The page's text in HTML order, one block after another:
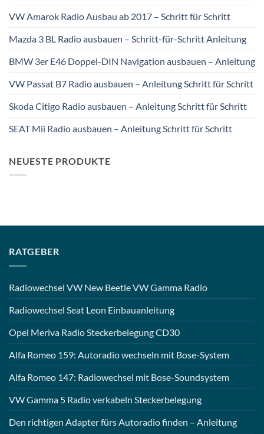
VW Amarok Radio Ausbau ab 2017 – Schritt für Schritt
Mazda 3 BL Radio ausbauen – Schritt-für-Schritt Anleitung
BMW 3er E46 Doppel-DIN Navigation ausbauen – Anleitung
VW Passat B7 Radio ausbauen – Anleitung Schritt für Schritt
Skoda Citigo Radio ausbauen – Anleitung Schritt für Schritt
SEAT Mii Radio ausbauen – Anleitung Schritt für Schritt
NEUESTE PRODUKTE
RATGEBER
Radiowechsel VW New Beetle VW Gamma Radio
Radiowechsel Seat Leon Einbauanleitung
Opel Meriva Radio Steckerbelegung CD30
Alfa Romeo 159: Autoradio wechseln mit Bose-System
Alfa Romeo 147: Radiowechsel mit Bose-Soundsystem
VW Gamma 5 Radio verkabeln Steckerbelegung
Den richtigen Adapter fürs Autoradio finden – Anleitung